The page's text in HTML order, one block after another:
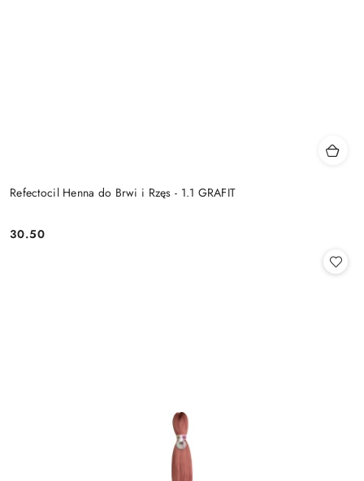
Refectocil Henna do Brwi i Rzęs - 1.1 GRAFIT
Cena:
30.50